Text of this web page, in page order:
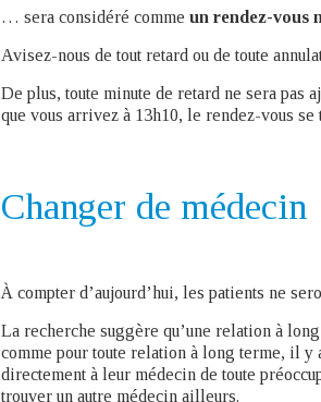
… sera considéré comme un rendez-vous
Avisez-nous de tout retard ou de toute
De plus, toute minute de retard ne sera pas
que vous arrivez à 13h10, le rendez-vous se
Changer de médecin
À compter d’aujourd’hui, les patients ne
La recherche suggère qu’une relation à
comme pour toute relation à long terme, il y
directement à leur médecin de toute
trouver un autre médecin ailleurs.